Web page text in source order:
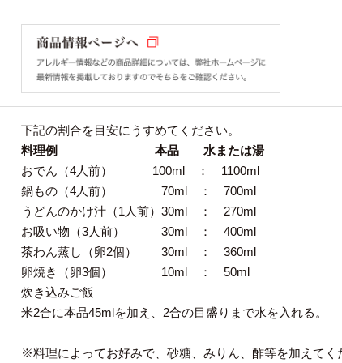
下記の割合を目安にうすめてください。
料理例 本品 水または湯
おでん（4人前） 100ml ： 1100ml
鍋もの（4人前） 70ml ： 700ml
うどんのかけ汁（1人前）30ml ： 270ml
お吸い物（3人前） 30ml ： 400ml
茶わん蒸し（卵2個） 30ml ： 360ml
卵焼き（卵3個） 10ml ： 50ml
炊き込みご飯
米2合に本品45mlを加え、2合の目盛りまで水を入れる。
※料理によってお好みで、砂糖、みりん、酢等を加えてく